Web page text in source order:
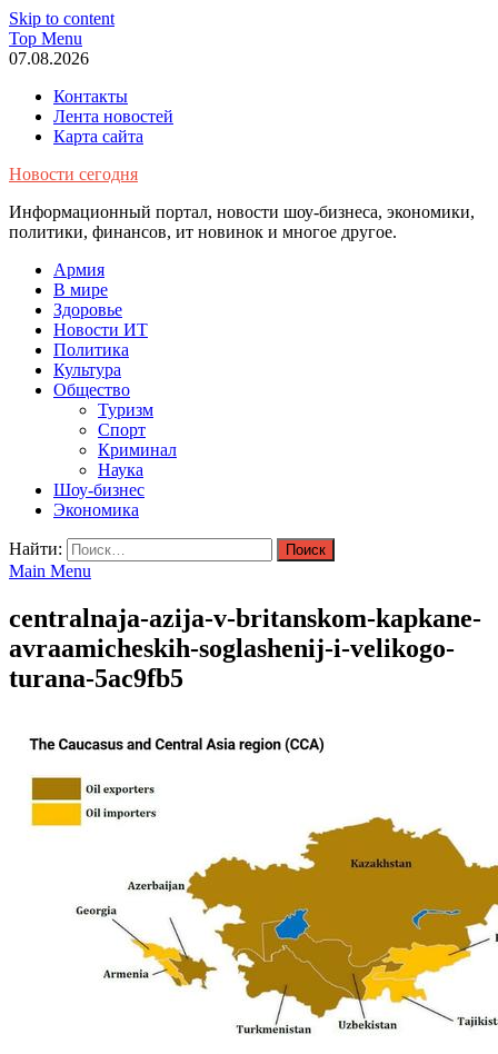
Skip to content
Top Menu
07.08.2026
Контакты
Лента новостей
Карта сайта
Новости сегодня
Информационный портал, новости шоу-бизнеса, экономики,
политики, финансов, ит новинок и многое другое.
Армия
В мире
Здоровье
Новости ИТ
Политика
Культура
Общество
Туризм
Спорт
Криминал
Наука
Шоу-бизнес
Экономика
Найти:
Main Menu
centralnaja-azija-v-britanskom-kapkane-
avraamicheskih-soglashenij-i-velikogo-
turana-5ac9fb5